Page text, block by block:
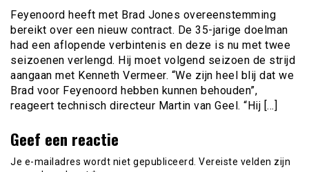
Feyenoord heeft met Brad Jones overeenstemming
bereikt over een nieuw contract. De 35-jarige doelman
had een aflopende verbintenis en deze is nu met twee
seizoenen verlengd. Hij moet volgend seizoen de strijd
aangaan met Kenneth Vermeer. “We zijn heel blij dat we
Brad voor Feyenoord hebben kunnen behouden”,
reageert technisch directeur Martin van Geel. “Hij […]
Geef een reactie
Je e-mailadres wordt niet gepubliceerd. Vereiste velden zijn